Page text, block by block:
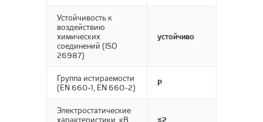
Устойчивость к
воздействию
химических
соединений (ISO
26987)
устойчиво
Группа истираемости
(EN 660-1, EN 660-2)
P
Электростатические
характеристики, кВ
≤2